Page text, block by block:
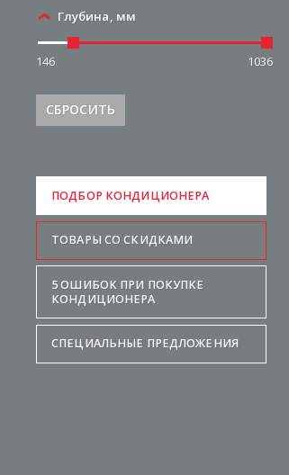
Глубина, мм
146 1036
СБРОСИТЬ
ПОДБОР КОНДИЦИОНЕРА
ТОВАРЫ СО СКИДКАМИ
5 ОШИБОК ПРИ ПОКУПКЕ
КОНДИЦИОНЕРА
СПЕЦИАЛЬНЫЕ ПРЕДЛОЖЕНИЯ